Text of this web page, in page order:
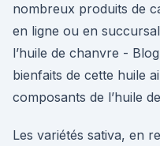
nombreux produits de
en ligne ou en
l’huile de chanvre -
bienfaits de cette huile
composants de l’huile
Les variétés sativa, en